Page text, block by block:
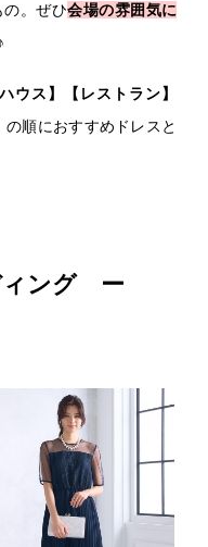
の。ぜひ会場の雰囲気に
ウス】【レストラン】
の順におすすめドレスと
ング ー